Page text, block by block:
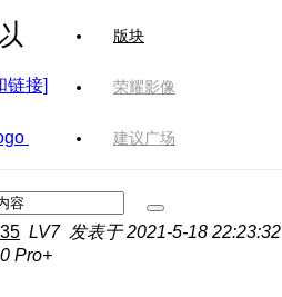
版块
荣耀影像
建议广场
链接]
LV7 发表于 2021-5-18 22:23:32
Pro+